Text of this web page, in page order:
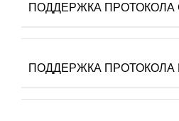
ПОДДЕРЖКА ПРОТОКОЛА
ПОДДЕРЖКА ПРОТОКОЛА